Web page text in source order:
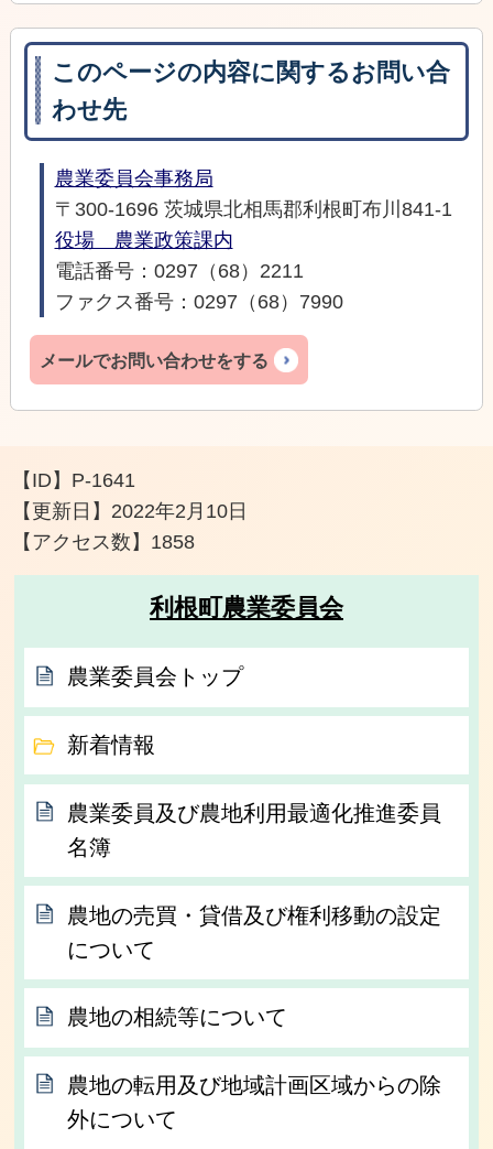
このページの内容に関するお問い合
わせ先
農業委員会事務局
〒300-1696 茨城県北相馬郡利根町布川841-1
役場 農業政策課内
電話番号：0297（68）2211
ファクス番号：0297（68）7990
メールでお問い合わせをする
【ID】 P-1641
【更新日】 2022年2月10日
【アクセス数】 1858
利根町農業委員会
農業委員会トップ
新着情報
農業委員及び農地利用最適化推進委員
名簿
農地の売買・貸借及び権利移動の設定
について
農地の相続等について
農地の転用及び地域計画区域からの除
外について